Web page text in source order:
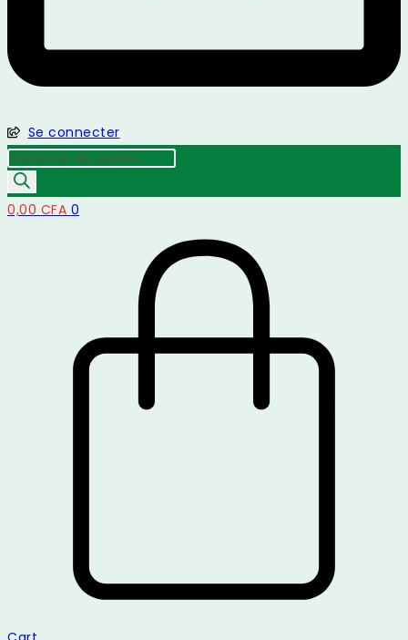
Se connecter
Recherche
de
produits
0,00 CFA 0